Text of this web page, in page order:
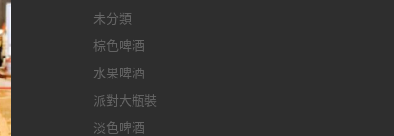
未分類
棕色啤酒
水果啤酒
派對大瓶裝
淡色啤酒